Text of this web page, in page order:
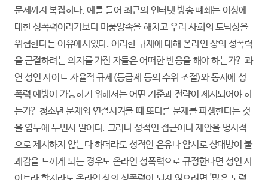
문제까지 복잡하다. 예를 들어 최근의 인터넷 방송 폐쇄는 여성에
대한 성폭력이라기보다 미풍양속을 해치고 우리 사회의 도덕성을
위협한다는 이유에서였다. 이러한 규제에 대해 온라인 상의 성폭력
을 근절하려는 의지를 가진 자들은 어떠한 반응을 해야 하는가? 과
연 성인 사이트 자율적 규제(등급제 등의 수위 조절)와 동시에 성
폭력 예방이 가능하기 위해서는 어떤 기준과 전략이 제시되어야 하
는가? 청소년 문제와 연결시켜볼 때 또다른 문제를 파생한다는 것
을 염두에 두면서 말이다. 그러나 성적인 접근이나 제안을 명시적
으로 제시하지 않는다 하더라도 성적인 은유나 암시로 상대방이 불
쾌감을 느끼게 되는 경우도 온라인 성폭력으로 규정한다면 성인 사